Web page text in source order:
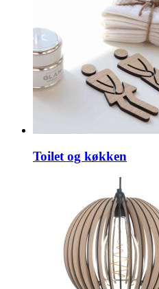
Toilet og køkken